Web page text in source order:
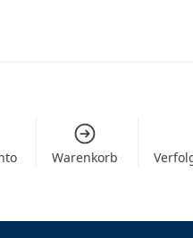
Warenkorb